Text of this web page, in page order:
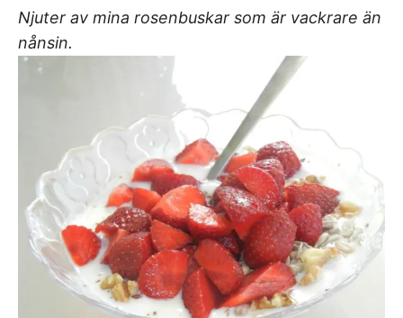
Njuter av mina rosenbuskar som är vackrare än
nånsin.